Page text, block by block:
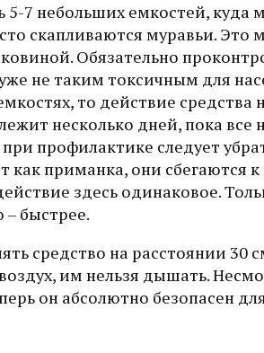
5-7 небольших емкостей,
скапливаются муравьи.
Обязательно
не таким токсичным для
то действие средства
несколько дней, пока
профилактике следует
как приманка, они сбегаются
здесь одинаковое.
– быстрее.
средство на расстоянии 30
им нельзя дышать.
он абсолютно безопасен